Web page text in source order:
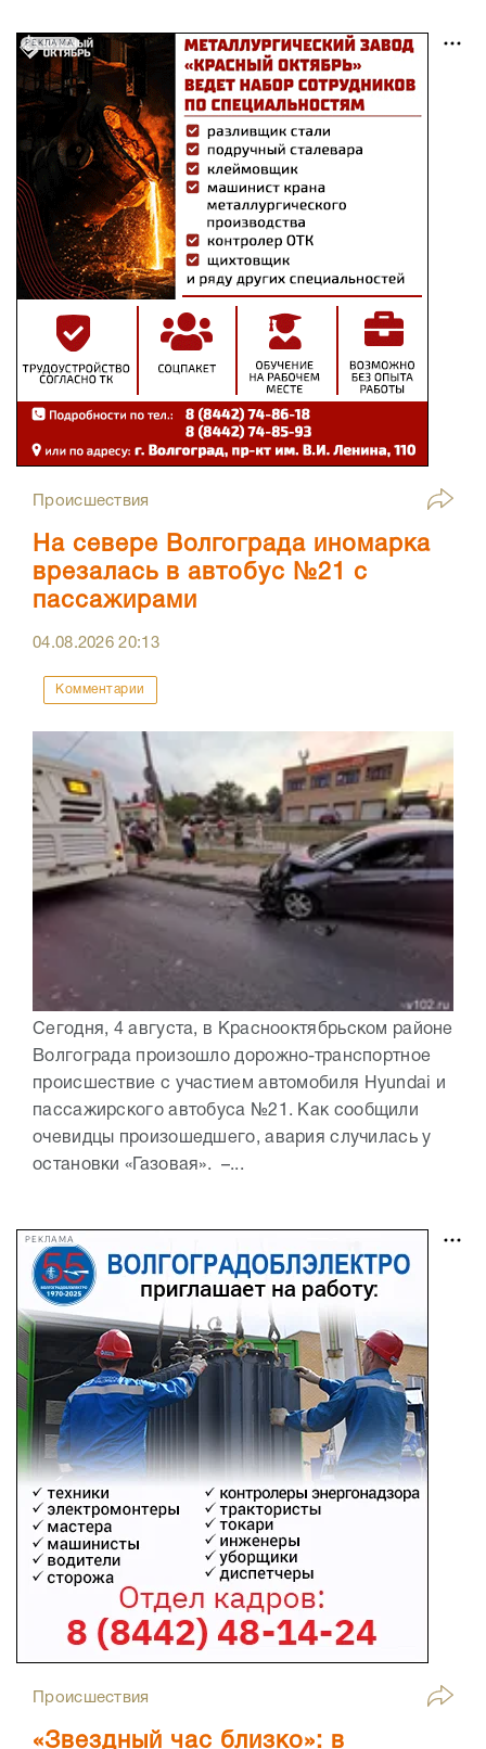
РЕКЛАМА
Происшествия
На севере Волгограда иномарка
врезалась в автобус №21 с
пассажирами
04.08.202620:13
Комментарии
Сегодня, 4 августа, в Краснооктябрьском районе
Волгограда произошло дорожно-транспортное
происшествие с участием автомобиля Hyundai и
пассажирского автобуса №21. Как сообщили
очевидцы произошедшего, авария случилась у
остановки «Газовая». –...
РЕКЛАМА
Происшествия
«Звездный час близко»: в